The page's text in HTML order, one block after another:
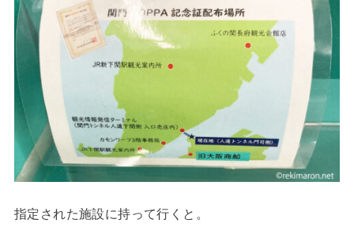
指定された施設に持って行くと。